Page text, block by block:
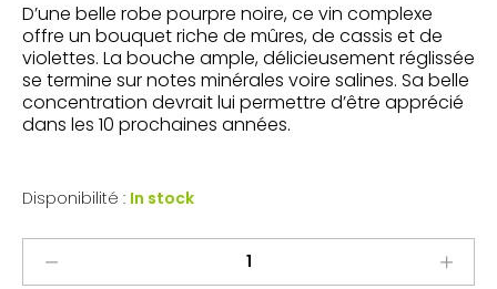
D’une belle robe pourpre noire, ce vin complexe
offre un bouquet riche de mûres, de cassis et de
violettes. La bouche ample, délicieusement réglissée
se termine sur notes minérales voire salines. Sa belle
concentration devrait lui permettre d’être apprécié
dans les 10 prochaines années.
Disponibilité : In stock